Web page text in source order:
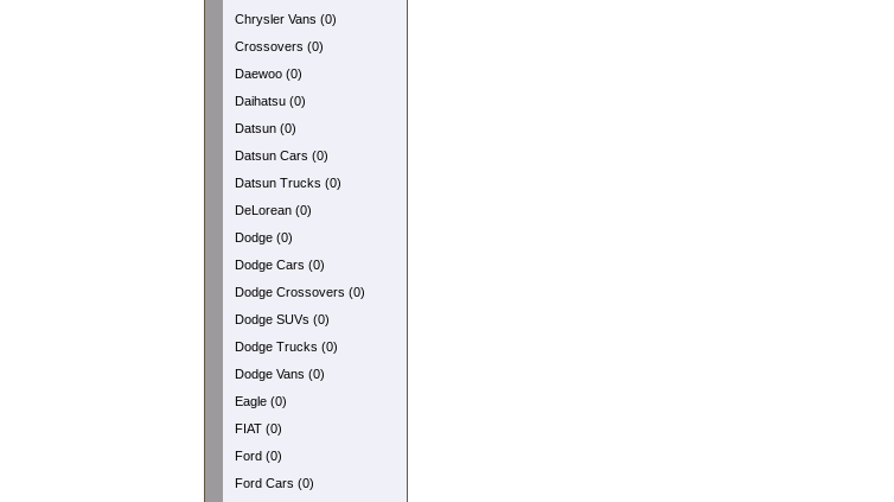
Chrysler Vans (0)
Crossovers (0)
Daewoo (0)
Daihatsu (0)
Datsun (0)
Datsun Cars (0)
Datsun Trucks (0)
DeLorean (0)
Dodge (0)
Dodge Cars (0)
Dodge Crossovers (0)
Dodge SUVs (0)
Dodge Trucks (0)
Dodge Vans (0)
Eagle (0)
FIAT (0)
Ford (0)
Ford Cars (0)